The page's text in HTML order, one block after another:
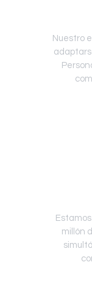
Nuestro
millón